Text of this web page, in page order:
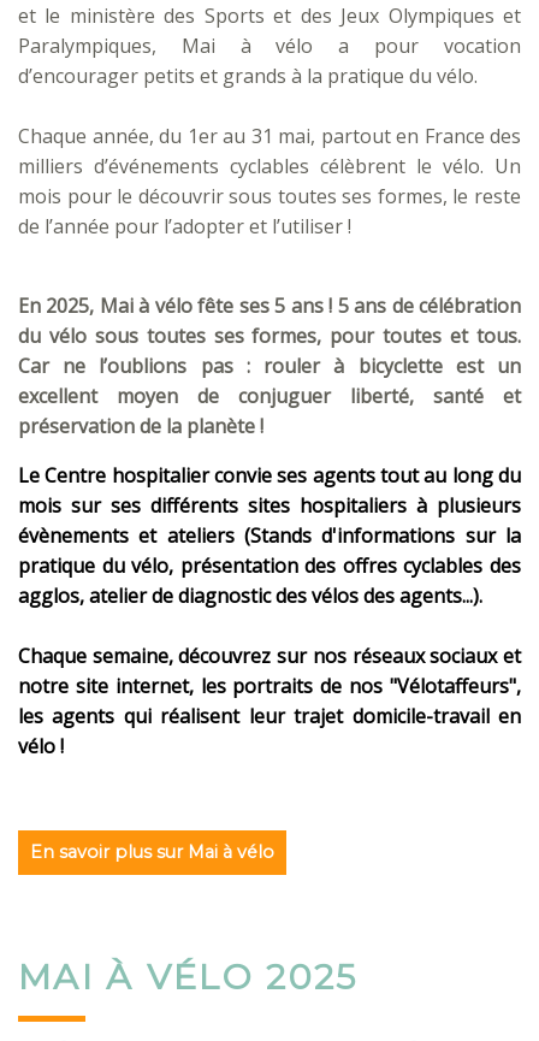
et le ministère des Sports et des Jeux Olympiques et
Paralympiques, Mai à vélo a pour vocation
d’encourager petits et grands à la pratique du vélo.
Chaque année, du 1er au 31 mai, partout en France des
milliers d’événements cyclables célèbrent le vélo. Un
mois pour le découvrir sous toutes ses formes, le reste
de l’année pour l’adopter et l’utiliser !
En 2025, Mai à vélo fête ses 5 ans ! 5 ans de célébration
du vélo sous toutes ses formes, pour toutes et tous.
Car ne l’oublions pas : rouler à bicyclette est un
excellent moyen de conjuguer liberté, santé et
préservation de la planète !
Le Centre hospitalier convie ses agents tout au long du
mois sur ses différents sites hospitaliers à plusieurs
évènements et ateliers (Stands d'informations sur la
pratique du vélo, présentation des offres cyclables des
agglos, atelier de diagnostic des vélos des agents...).
Chaque semaine, découvrez sur nos réseaux sociaux et
notre site internet, les portraits de nos "Vélotaffeurs",
les agents qui réalisent leur trajet domicile-travail en
vélo !
En savoir plus sur Mai à vélo
MAI À VÉLO 2025